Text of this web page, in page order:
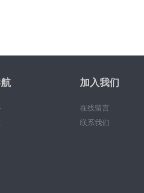
加入我们
在线留言
联系我们